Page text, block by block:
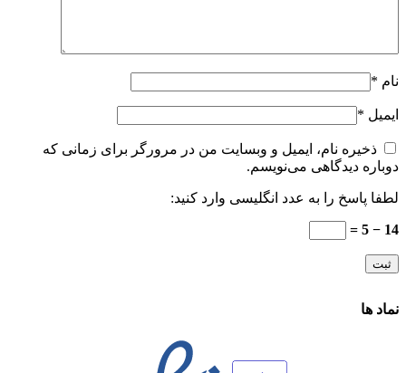
نام *
ایمیل *
ذخیره نام، ایمیل و وبسایت من در مرورگر برای زمانی که
دوباره دیدگاهی می‌نویسم.
لطفا پاسخ را به عدد انگلیسی وارد کنید:
14 − 5 =
نماد ها